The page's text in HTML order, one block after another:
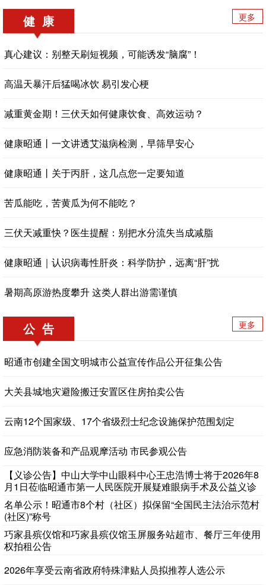
健 康 更多
真心建议：别整天刷短视频，可能诱发“脑腐”！
高温天暴汗后猛喝冰饮 易引发心梗
减重黄金期！三伏天如何健康饮食、高效运动？
健康昭通丨一文讲透艾滋病检测，早筛早安心
健康昭通丨关于丙肝，这几点您一定要知道
苦瓜能吃，苦黄瓜为何不能吃？
三伏天减重快？医生提醒：别把水分流失当成减脂
健康昭通｜认识病毒性肝炎：科学防护，远离“肝”扰
暑期高原游热度攀升 这类人群出游需谨慎
公 告 更多
昭通市创建全国文明城市公益宣传作品公开征集公告
大关县城地灾避险搬迁安置区住房拍卖公告
云南12个国家级、17个省级烈士纪念设施保护范围划定
应急消防装备和产品观摩活动 市民参观公告
【义诊公告】中山大学中山眼科中心王忠浩博士将于2026年8
月1日莅临昭通市第一人民医院开展疑难眼病手术及公益义诊
服务
名单公示！昭通市8个村（社区）拟保留“全国民主法治示范村
(社区)”称号
巧家县殡仪馆和巧家县殡仪馆玉屏服务站超市、餐厅三年使用
权拍租公告
2026年享受云南省政府特殊津贴人员拟推荐人选公示